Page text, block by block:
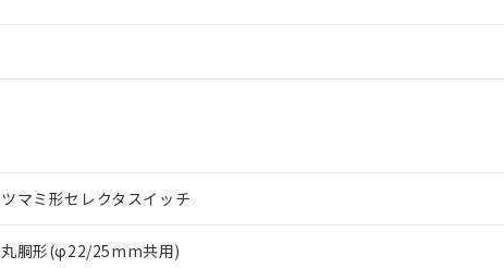
ツマミ形セレクタスイッチ
丸胴形(φ22/25mm共用)